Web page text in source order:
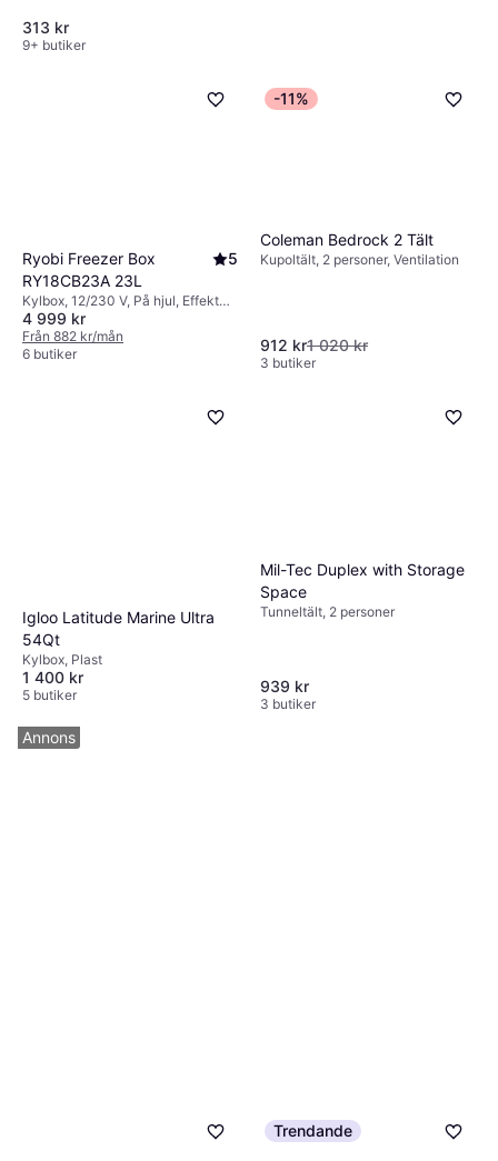
313 kr
9+ butiker
Ion Silver Electro Colloidal
10ppm 1L
Ryobi Freezer Box
RY18CB23A 23L
5
Kylbox, 12/230 V, På hjul, Effekt
60W
4 999 kr
Från 882 kr/mån
6 butiker
-11%
Coleman Bedrock 2 Tält
Kupoltält, 2 personer, Ventilation
912 kr1 020 kr
3 butiker
Igloo Latitude Marine Ultra
54Qt
Kylbox, Plast
1 400 kr
5 butiker
Mil-Tec Duplex with Storage
Space
Tunneltält, 2 personer
939 kr
3 butiker
Trendande
Annons